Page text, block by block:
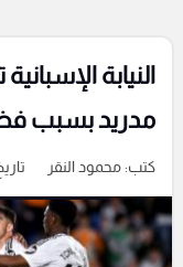
النيابة
مدريد بسبب
كتب:محمود النقر تاريخ